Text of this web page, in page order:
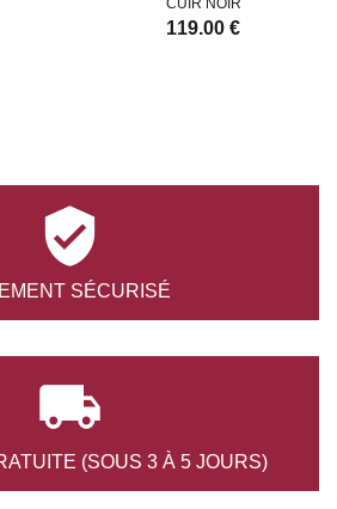
119.00 €

SÉCURISÉ

(SOUS 3 À 5 JOURS)